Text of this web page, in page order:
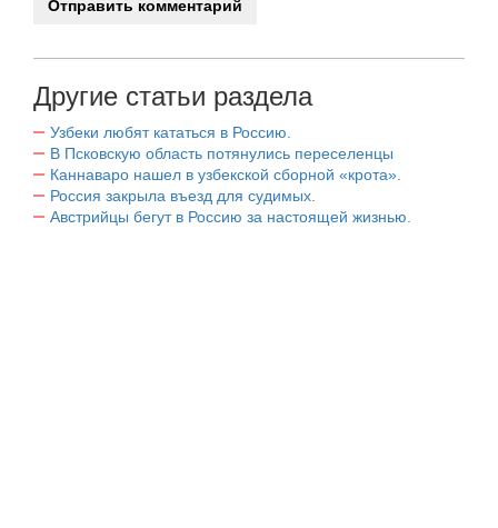
Другие статьи раздела
Узбеки любят кататься в Россию.
В Псковскую область потянулись переселенцы
Каннаваро нашел в узбекской сборной «крота».
Россия закрыла въезд для судимых.
Австрийцы бегут в Россию за настоящей жизнью.